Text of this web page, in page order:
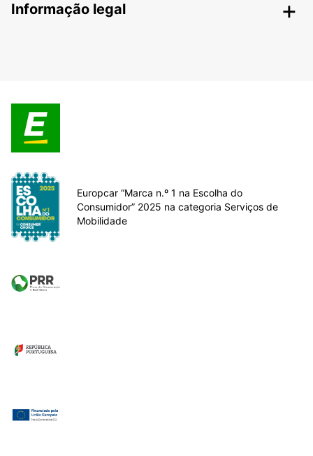
Informação legal
Europcar “Marca n.º 1 na Escolha do
Consumidor” 2025 na categoria Serviços de
Mobilidade